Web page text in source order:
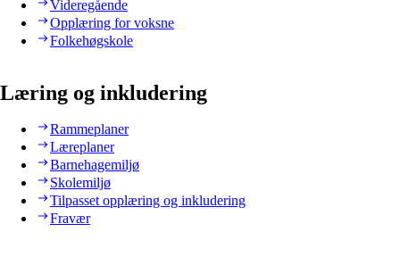
Videregående
Opplæring for voksne
Folkehøgskole
Læring og inkludering
Rammeplaner
Læreplaner
Barnehagemiljø
Skolemiljø
Tilpasset opplæring og inkludering
Fravær